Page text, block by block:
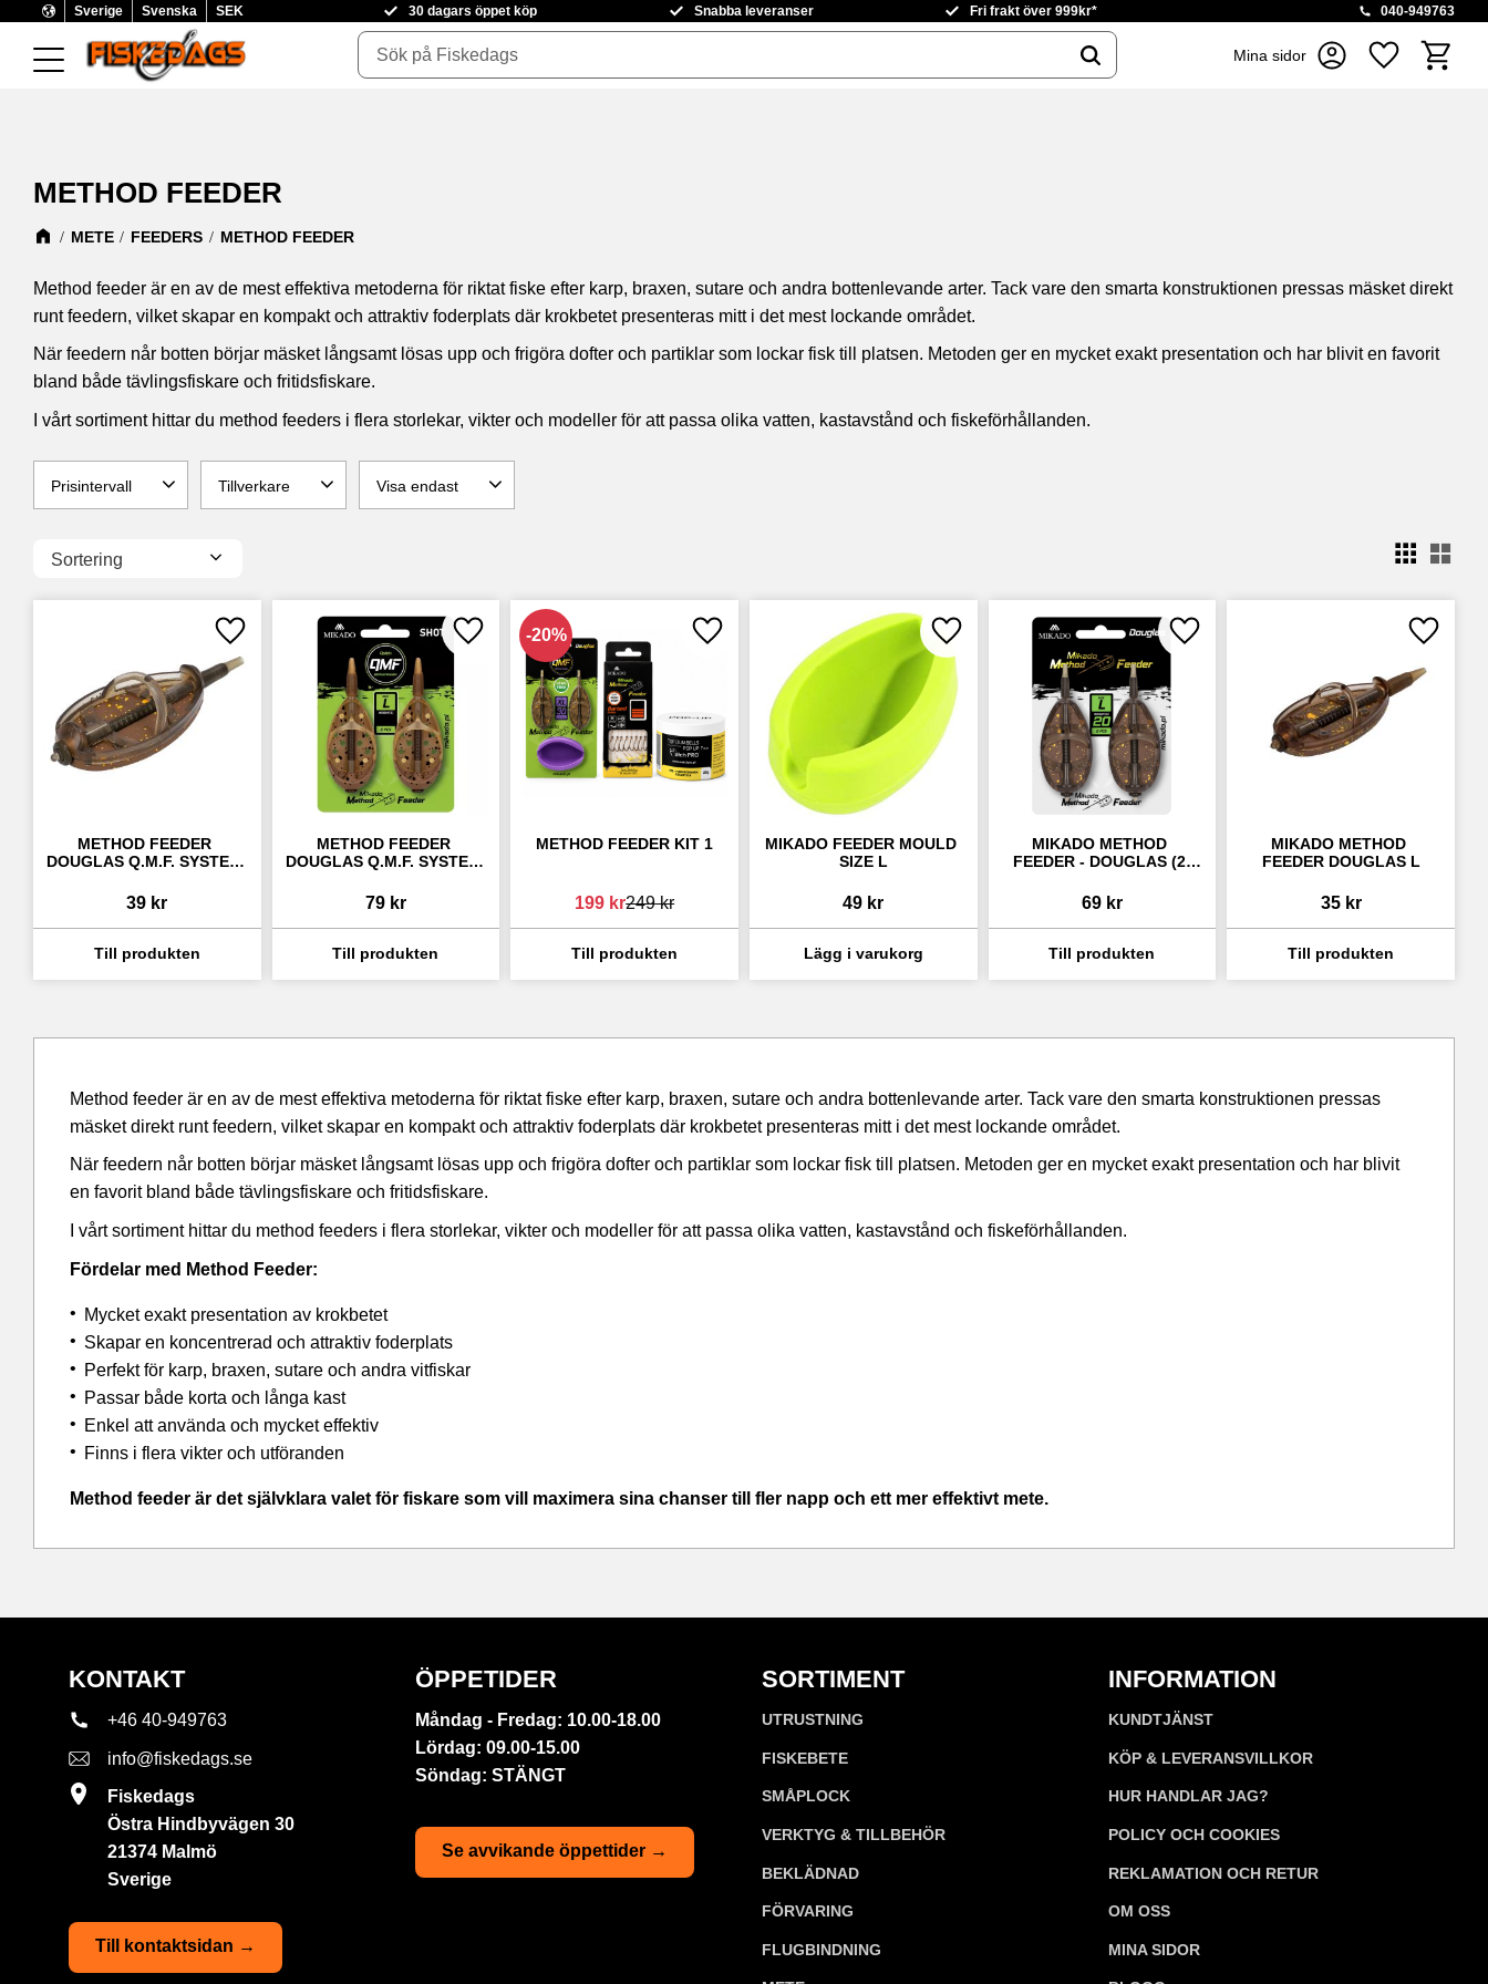
Sverige Svenska SEK 30 dagars öppet köp Snabba leveranser Fri frakt över 999kr* 040-949763
Mina sidor Favoriter
METHOD FEEDER
METE FEEDERS METHOD FEEDER
Method feeder är en av de mest effektiva metoderna för riktat fiske efter karp, braxen, sutare och andra bottenlevande arter. Tack vare den smarta konstruktionen pressas mäsket direkt
runt feedern, vilket skapar en kompakt och attraktiv foderplats där krokbetet presenteras mitt i det mest lockande området.
När feedern når botten börjar mäsket långsamt lösas upp och frigöra dofter och partiklar som lockar fisk till platsen. Metoden ger en mycket exakt presentation och har blivit en favorit
bland både tävlingsfiskare och fritidsfiskare.
I vårt sortiment hittar du method feeders i flera storlekar, vikter och modeller för att passa olika vatten, kastavstånd och fiskeförhållanden.
Prisintervall
Tillverkare
Visa endast
METHOD FEEDER
DOUGLAS Q.M.F. SYSTEM
39 kr
Lägg till i favoriter
METHOD FEEDER
DOUGLAS Q.M.F. SYSTEM
79kr
Lägg till i favoriter
METHOD FEEDER KIT 1
199 kr249kr
20% Lägg till i favoriter
MIKADO FEEDER MOULD
SIZE L
49 kr
Lägg till i favoriter
MIKADO METHOD
FEEDER - DOUGLAS (2
69kr
Lägg till i favoriter
MIKADO METHOD
FEEDER DOUGLAS L
35kr
Lägg till
Method feeder är en av de mest effektiva metoderna för riktat fiske efter karp, braxen, sutare och andra bottenlevande arter. Tack vare den smarta konstruktionen pressas
mäsket direkt runt feedern, vilket skapar en kompakt och attraktiv foderplats där krokbetet presenteras mitt i det mest lockande området.
När feedern når botten börjar mäsket långsamt lösas upp och frigöra dofter och partiklar som lockar fisk till platsen. Metoden ger en mycket exakt presentation och har blivit
en favorit bland både tävlingsfiskare och fritidsfiskare.
I vårt sortiment hittar du method feeders i flera storlekar, vikter och modeller för att passa olika vatten, kastavstånd och fiskeförhållanden.
Fördelar med Method Feeder:
Mycket exakt presentation av krokbetet
Skapar en koncentrerad och attraktiv foderplats
Perfekt för karp, braxen, sutare och andra vitfiskar
Passar både korta och långa kast
Enkel att använda och mycket effektiv
Finns i flera vikter och utföranden
Method feeder är det självklara valet för fiskare som vill maximera sina chanser till fler napp och ett mer effektivt mete.
KONTAKT
+46 40-949763
info@fiskedags.se
Fiskedags
Östra Hindbyvägen 30
21374 Malmö
Sverige
Till kontaktsidan →
ÖPPETIDER
Måndag - Fredag: 10.00-18.00
Lördag: 09.00-15.00
Söndag: STÄNGT
Se avvikande öppettider →
SORTIMENT
UTRUSTNING
FISKEBETE
SMÅPLOCK
VERKTYG & TILLBEHÖR
BEKLÄDNAD
FÖRVARING
FLUGBINDNING
INFORMATION
KUNDTJÄNST
KÖP & LEVERANSVILLKOR
HUR HANDLAR JAG?
POLICY OCH COOKIES
REKLAMATION OCH RETUR
OM OSS
MINA SIDOR